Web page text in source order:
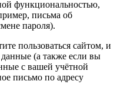
функциональностью,
письма об
пароля).
пользоваться сайтом, и
данные (а также если вы
с вашей учётной
письмо по адресу